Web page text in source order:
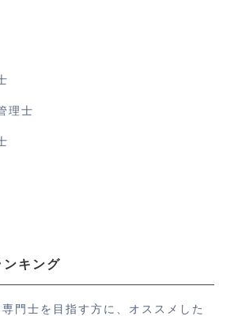
理士
ンキング
門士を目指す方に、オススメした